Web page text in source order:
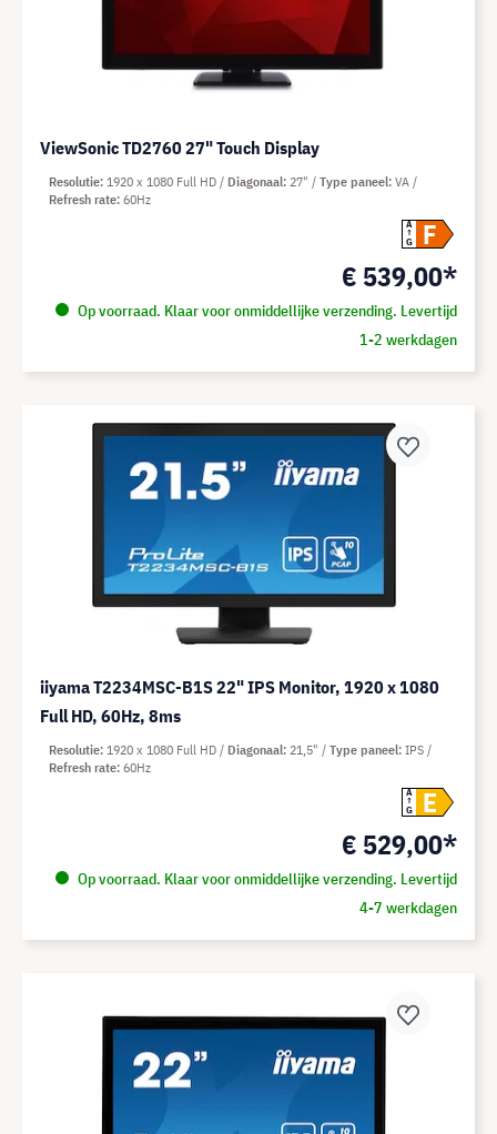
ViewSonic TD2760 27" Touch Display
A
G
F
€ 539,00*
Op voorraad. Klaar voor onmiddellijke verzending. Levertijd
1-2 werkdagen
Resolutie 1920 x 1080 Full HD Diagonaal 27" Type paneel VA
Refresh rate 60Hz
iiyama T2234MSC-B1S 22" IPS Monitor, 1920 x 1080
Full HD, 60Hz, 8ms
A
G
E
€ 529,00*
Op voorraad. Klaar voor onmiddellijke verzending. Levertijd
4-7 werkdagen
Resolutie 1920 x 1080 Full HD Diagonaal 21,5" Type paneel IPS
Refresh rate 60Hz